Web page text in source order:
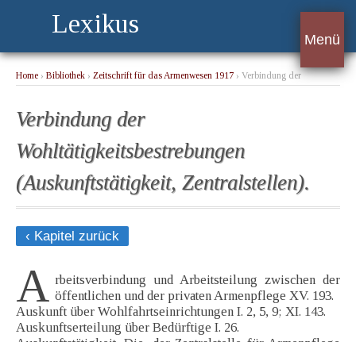
Lexikus
Menü
Home › Bibliothek › Zeitschrift für das Armenwesen 1917 › Verbindung der
Verbindung der
Wohltätigkeitsbestrebungen
(Auskunftstätigkeit, Zentralstellen).
‹ Kapitel zurück
A rbeitsverbindung und Arbeitsteilung zwischen der
öffentlichen und der privaten Armenpflege XV. 193.
Auskunft über Wohlfahrtseinrichtungen I. 2, 5, 9; XI. 143.
Auskunftserteilung über Bedürftige I. 26.